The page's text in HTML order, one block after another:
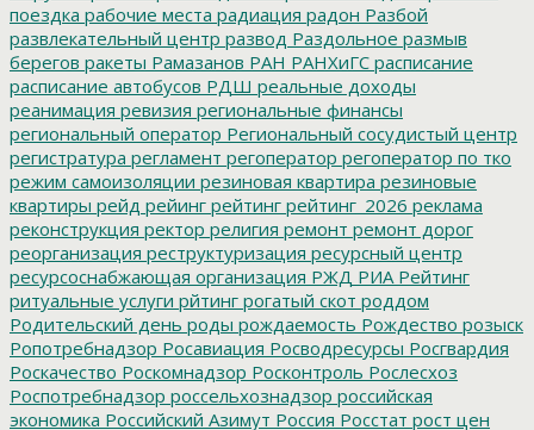
поездка рабочие места радиация радон Разбой
развлекательный центр развод Раздольное размыв
берегов ракеты Рамазанов РАН РАНХиГС расписание
расписание автобусов РДШ реальные доходы
реанимация ревизия региональные финансы
региональный оператор Региональный сосудистый центр
регистратура регламент регоператор регоператор по тко
режим самоизоляции резиновая квартира резиновые
квартиры рейд рейинг рейтинг рейтинг_2026 реклама
реконструкция ректор религия ремонт ремонт дорог
реорганизация реструктуризация ресурсный центр
ресурсоснабжающая организация РЖД РИА Рейтинг
ритуальные услуги рйтинг рогатый скот роддом
Родительский день роды рождаемость Рождество розыск
Ропотребнадзор Росавиация Росводресурсы Росгвардия
Роскачество Роскомнадзор Росконтроль Рослесхоз
Роспотребнадзор россельхознадзор российская
экономика Российский Азимут Россия Росстат рост цен